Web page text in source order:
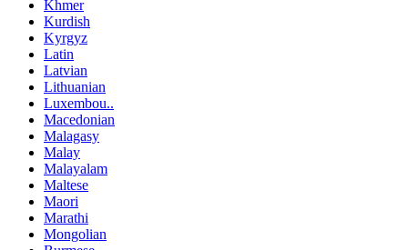
Khmer
Kurdish
Kyrgyz
Latin
Latvian
Lithuanian
Luxembou..
Macedonian
Malagasy
Malay
Malayalam
Maltese
Maori
Marathi
Mongolian